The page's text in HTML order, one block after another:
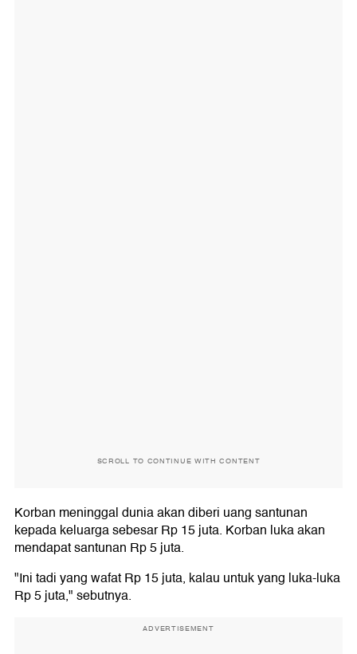
SCROLL TO CONTINUE WITH CONTENT
Korban meninggal dunia akan diberi uang santunan
kepada keluarga sebesar Rp 15 juta. Korban luka akan
mendapat santunan Rp 5 juta.
"Ini tadi yang wafat Rp 15 juta, kalau untuk yang luka-luka
Rp 5 juta," sebutnya.
ADVERTISEMENT